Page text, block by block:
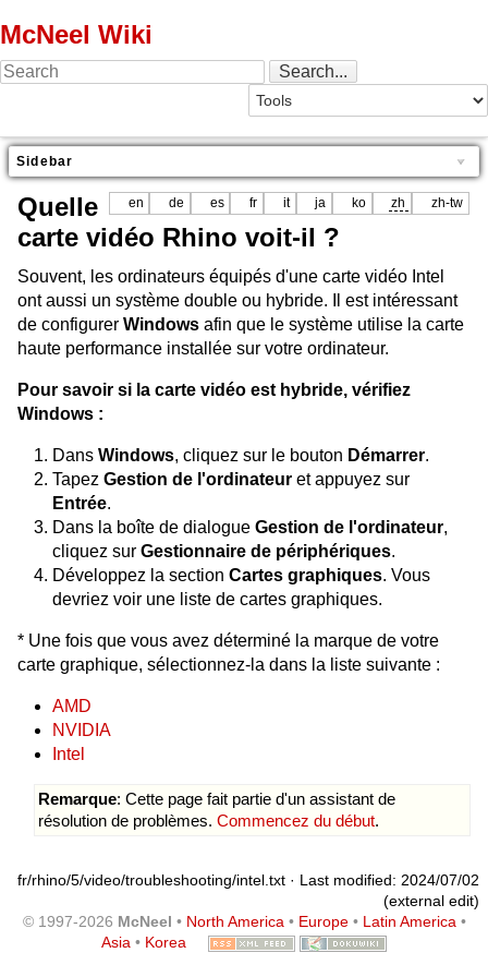
McNeel Wiki
Sidebar
en de es fr it ja ko zh zh-tw
Quelle
carte vidéo Rhino voit-il ?
Souvent, les ordinateurs équipés d'une carte vidéo Intel
ont aussi un système double ou hybride. Il est intéressant
de configurer Windows afin que le système utilise la carte
haute performance installée sur votre ordinateur.
Pour savoir si la carte vidéo est hybride, vérifiez
Windows :
Dans Windows, cliquez sur le bouton Démarrer.
Tapez Gestion de l'ordinateur et appuyez sur
Entrée.
Dans la boîte de dialogue Gestion de l'ordinateur,
cliquez sur Gestionnaire de périphériques.
Développez la section Cartes graphiques. Vous
devriez voir une liste de cartes graphiques.
* Une fois que vous avez déterminé la marque de votre
carte graphique, sélectionnez-la dans la liste suivante :
AMD
NVIDIA
Intel
Remarque: Cette page fait partie d'un assistant de
résolution de problèmes. Commencez du début.
fr/rhino/5/video/troubleshooting/intel.txt · Last modified: 2024/07/02
(external edit)
© 1997-2026 McNeel • North America • Europe• Latin America •
Asia • Korea